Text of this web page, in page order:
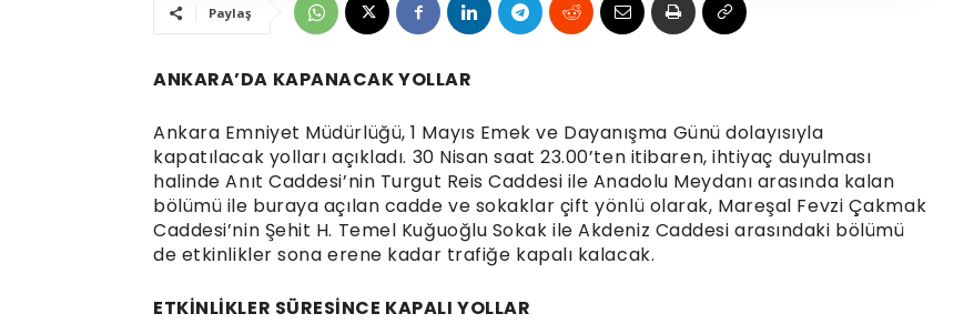
Paylaş
ANKARA’DA KAPANACAK YOLLAR
Ankara Emniyet Müdürlüğü, 1 Mayıs Emek ve Dayanışma Günü dolayısıyla
kapatılacak yolları açıkladı. 30 Nisan saat 23.00’ten itibaren, ihtiyaç duyulması
halinde Anıt Caddesi’nin Turgut Reis Caddesi ile Anadolu Meydanı arasında kalan
bölümü ile buraya açılan cadde ve sokaklar çift yönlü olarak, Mareşal Fevzi Çakmak
Caddesi’nin Şehit H. Temel Kuğuoğlu Sokak ile Akdeniz Caddesi arasındaki bölümü
de etkinlikler sona erene kadar trafiğe kapalı kalacak.
ETKİNLİKLER SÜRESİNCE KAPALI YOLLAR